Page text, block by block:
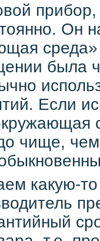
Он
среда»
была
Если
чище,
какую-